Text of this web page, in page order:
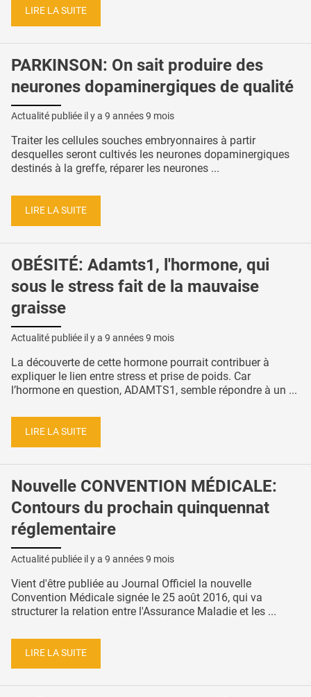
LIRE LA SUITE
PARKINSON: On sait produire des
neurones dopaminergiques de qualité
Actualité publiée il y a 9 années 9 mois
Traiter les cellules souches embryonnaires à partir
desquelles seront cultivés les neurones dopaminergiques
destinés à la greffe, réparer les neurones ...
LIRE LA SUITE
OBÉSITÉ: Adamts1, l'hormone, qui
sous le stress fait de la mauvaise
graisse
Actualité publiée il y a 9 années 9 mois
La découverte de cette hormone pourrait contribuer à
expliquer le lien entre stress et prise de poids. Car
l’hormone en question, ADAMTS1, semble répondre à un ...
LIRE LA SUITE
Nouvelle CONVENTION MÉDICALE:
Contours du prochain quinquennat
réglementaire
Actualité publiée il y a 9 années 9 mois
Vient d'être publiée au Journal Officiel la nouvelle
Convention Médicale signée le 25 août 2016, qui va
structurer la relation entre l'Assurance Maladie et les ...
LIRE LA SUITE